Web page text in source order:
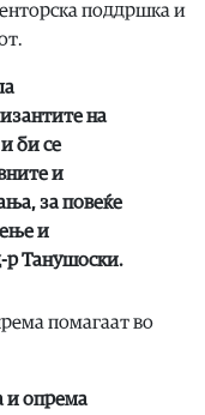
поддршка и
на
би се
и
за повеќе
и
р Танушоски.
помагаат во
и опрема